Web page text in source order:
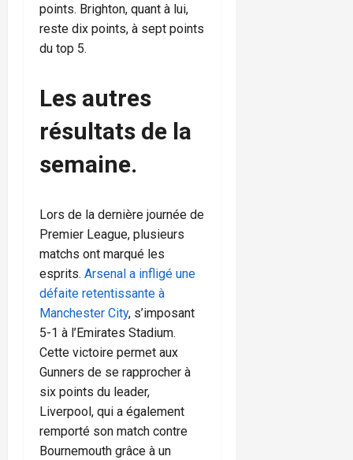
points. Brighton, quant à lui,
reste dix points, à sept points
du top 5.
Les autres
résultats de la
semaine.
Lors de la dernière journée de
Premier League, plusieurs
matchs ont marqué les
esprits. Arsenal a infligé une
défaite retentissante à
Manchester City, s’imposant
5-1 à l’Emirates Stadium.
Cette victoire permet aux
Gunners de se rapprocher à
six points du leader,
Liverpool, qui a également
remporté son match contre
Bournemouth grâce à un